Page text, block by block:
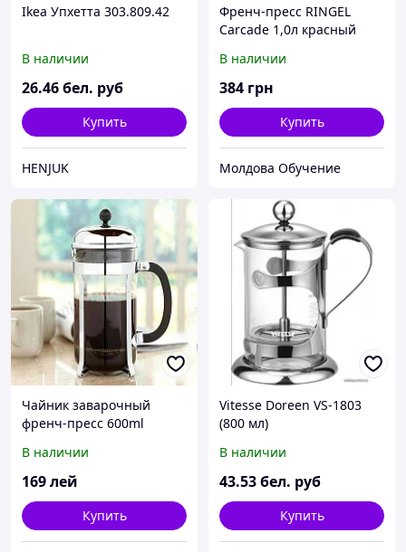
Ikea Упхетта 303.809.42
В наличии
26.46бел. руб
Купить
HENJUK
Френч-пресс RINGEL
Сarcade 1,0л красный
В наличии
384 грн
Купить
Молдова Обучение
Чайник заварочный
френч-пресс 600ml
В наличии
169лей
Купить
Vitesse Doreen VS-1803
(800 мл)
В наличии
43.53бел. руб
Купить